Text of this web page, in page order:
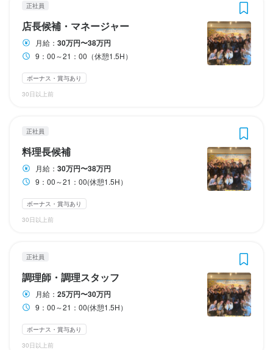
掲載をご検討の店舗様へ
食べログ求人PRESS
利用規約
正社員
店長候補・マネージャー
月給： 30万円〜38万円
9：00～21：00（休憩1.5H）
ボーナス・賞与あり
30日以上前
正社員
料理長候補
月給： 30万円〜38万円
9：00～21：00(休憩1.5H）
ボーナス・賞与あり
30日以上前
正社員
調理師・調理スタッフ
月給： 25万円〜30万円
9：00～21：00(休憩1.5H）
ボーナス・賞与あり
30日以上前
店長候補・マネージャー
月給300,000円〜380,000円
ボーナス・賞与あり 昇給あり 交通費支給
試用期間
試用期間3ヶ月(給与の変動はありません）
9：00～21：00（休憩1.5H）
休日・休暇
待遇
社会保険完備
まかない・食事補助あり
料理長候補
月給300,000円〜380,000円
ボーナス・賞与あり 昇給あり 交通費支給
試用期間
試用期間3ヶ月（給与に変動はありません）
実績賞与年2回
勤務時間
9：00～21：00(休憩1.5H）
休日・休暇
毎週休2日（月7～9日休み）
月8日以上休みあり
待遇
調理師・調理スタッフ
月給250,000円〜300,000円
ボーナス・賞与あり 昇給あり 交通費支給
試用期間
試用期間3ヶ月（給与に変動はありません）
実績賞与年2回
勤務時間
9：00～21：00(休憩1.5H）
休日・休暇
毎週休2日（月7～9日休み）毎週月曜日および火曜日定休日
月8日以上休みあり
待遇
勤務時間
9:00〜21:00（休憩1時間30分あり）
※変形労働時間制
45時間の固定残業を下回った場合でも、同等の給与支払いになり
ます
休日・休暇
月8日〜休み
完全週休2日制
有給年5日以上
■年末年始休暇（年6〜8日）※曜日などによる
■夏季休暇（年3日）
■有給休暇
■産休・育休
月8日以上休みあり 産休・育休制度あり
ホールスタッフ・サービススタッフ
時給1,300円〜
昇給あり 交通費支給
研修期間
研修期間も給与の変動はありません
勤務時間
11：00～21：00の間で一日4時間以上週2日以上
フルタイム歓迎
時短社員制度あり
週2日からOK
待遇
屋内原則禁煙
終電考慮
ダブルワークOK
フルタイム歓迎
フルタイム歓迎
休日・休暇
※当月10日までにシフト提出
※同月21日より稼働
※定休日：月・火曜日
月8日以上休みあり
待遇
制服貸与
まかない・食事補助あり 制服貸与
特徴
未経験者歓迎 新卒歓迎